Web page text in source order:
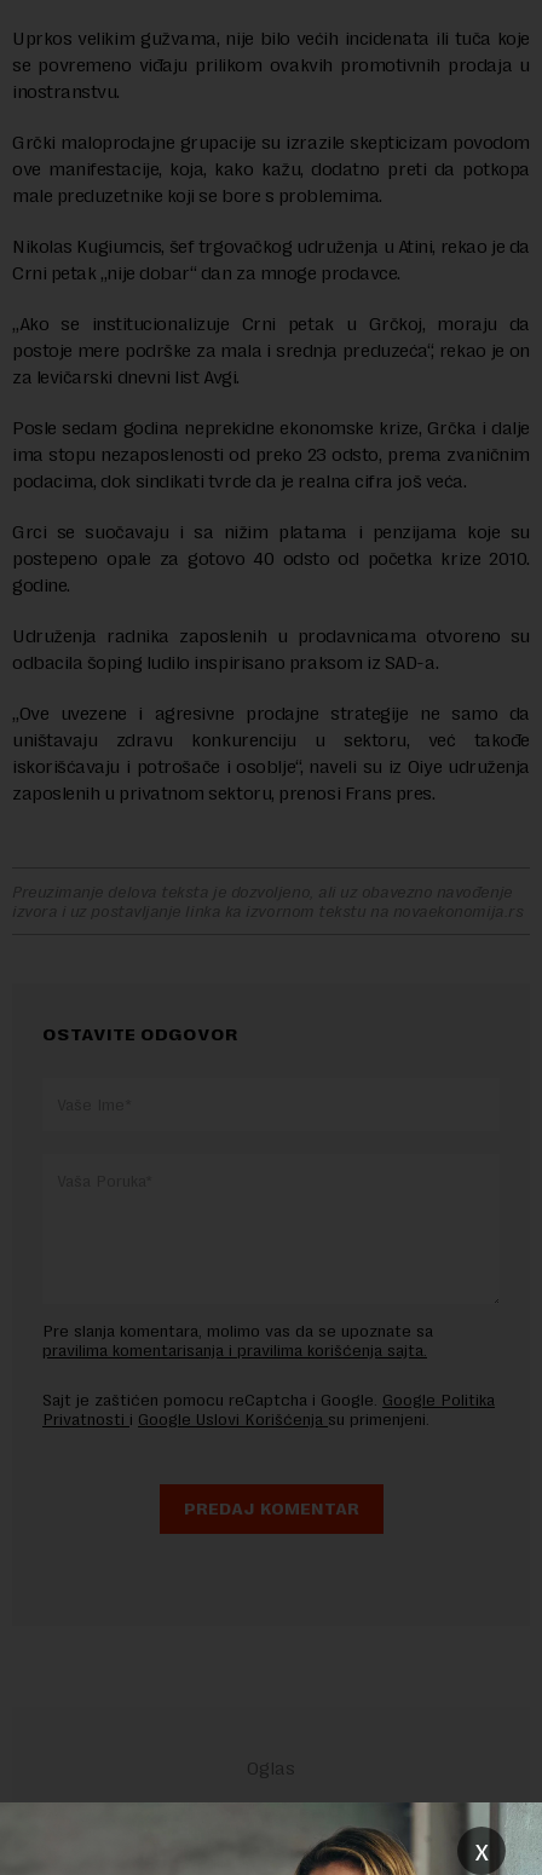
Uprkos velikim gužvama, nije bilo većih incidenata ili tuča koje
se povremeno viđaju prilikom ovakvih promotivnih prodaja u
inostranstvu.
Grčki maloprodajne grupacije su izrazile skepticizam povodom
ove manifestacije, koja, kako kažu, dodatno preti da potkopa
male preduzetnike koji se bore s problemima.
Nikolas Kugiumcis, šef trgovačkog udruženja u Atini, rekao je da
Crni petak „nije dobar“ dan za mnoge prodavce.
„Ako se institucionalizuje Crni petak u Grčkoj, moraju da
postoje mere podrške za mala i srednja preduzeća“, rekao je on
za levičarski dnevni list Avgi.
Posle sedam godina neprekidne ekonomske krize, Grčka i dalje
ima stopu nezaposlenosti od preko 23 odsto, prema zvaničnim
podacima, dok sindikati tvrde da je realna cifra još veća.
Grci se suočavaju i sa nižim platama i penzijama koje su
postepeno opale za gotovo 40 odsto od početka krize 2010.
godine.
Udruženja radnika zaposlenih u prodavnicama otvoreno su
odbacila šoping ludilo inspirisano praksom iz SAD-a.
„Ove uvezene i agresivne prodajne strategije ne samo da
uništavaju zdravu konkurenciju u sektoru, već takođe
iskorišćavaju i potrošače i osoblje“, naveli su iz Oiye udruženja
zaposlenih u privatnom sektoru, prenosi Frans pres.
Preuzimanje delova teksta je dozvoljeno, ali uz obavezno navođenje
izvora i uz postavljanje linka ka izvornom tekstu na novaekonomija.rs
OSTAVITE ODGOVOR
Pre slanja komentara, molimo vas da se upoznate sa
pravilima komentarisanja i pravilima korišćenja sajta.
Sajt je zaštićen pomocu reCaptcha i Google. Google Politika
Privatnosti i Google Uslovi Korišćenja su primenjeni.
x